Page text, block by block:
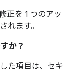
正を 1 つのアッ
れます。
か？
た項目は、セキ